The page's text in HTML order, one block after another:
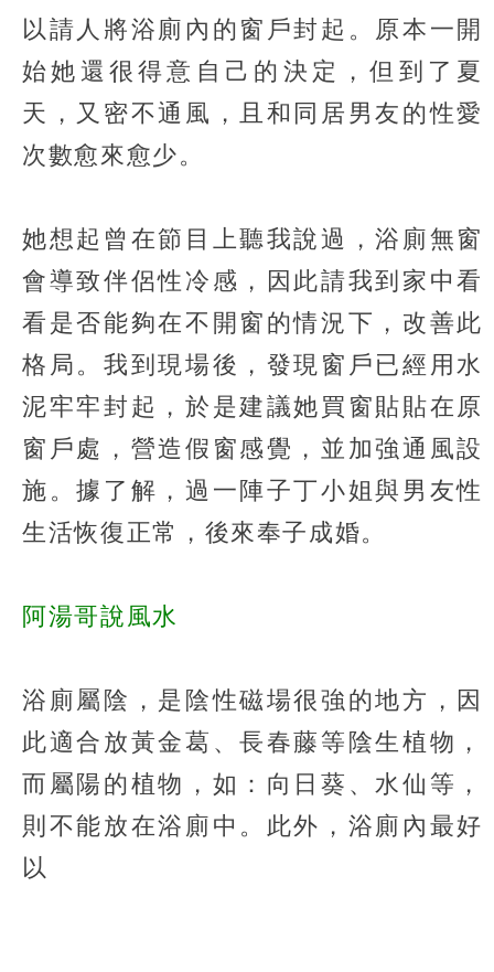
以請人將浴廁內的窗戶封起。原本一開
始她還很得意自己的決定，但到了夏
天，又密不通風，且和同居男友的性愛
次數愈來愈少。
她想起曾在節目上聽我說過，浴廁無窗
會導致伴侶性冷感，因此請我到家中看
看是否能夠在不開窗的情況下，改善此
格局。我到現場後，發現窗戶已經用水
泥牢牢封起，於是建議她買窗貼貼在原
窗戶處，營造假窗感覺，並加強通風設
施。據了解，過一陣子丁小姐與男友性
生活恢復正常，後來奉子成婚。
阿湯哥說風水
浴廁屬陰，是陰性磁場很強的地方，因
此適合放黃金葛、長春藤等陰生植物，
而屬陽的植物，如：向日葵、水仙等，
則不能放在浴廁中。此外，浴廁內最好
以